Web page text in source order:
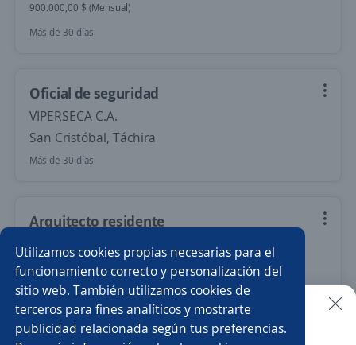
Utilizamos cookies propias necesarias para el
funcionamiento correcto y personalización del
sitio web. También utilizamos cookies de
terceros para fines analíticos y mostrarte
publicidad relacionada según tus preferencias.
900.000,00 $ (Mensual)
Más de 30 días
Oficial de seguridad
VIPERSECA C.A.
San Cristóbal, Táchira
Más de 30 días
Arquitecto residente
PRODUCTOS Y SUMINISTROS AG
San Cristóbal, Táchira
Más de 30 días
Buscar es más fácil en la app